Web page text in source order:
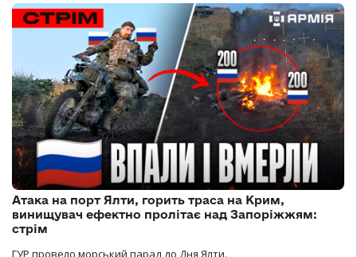
Атака на порт Ялти, горить траса на Крим,
винищувач ефектно пролітає над Запоріжжям:
стрім